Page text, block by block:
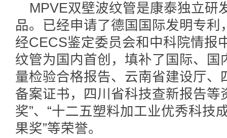
MPVE双壁波纹管是康泰独立研
品。已经申请了德国国际发明专
经CECS鉴定委员会和中科院情报
纹管为国内首创，填补了国际、
量检验合格报告、云南省建设厅
备案证书，四川省科技查新报告等
奖”、“十二五塑料加工业优秀科技
果奖”等荣誉。